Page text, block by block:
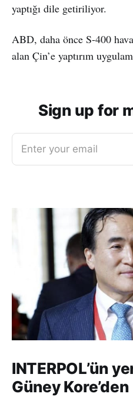
yaptığı dile getiriliyor.
ABD, daha önce S-400
alan Çin’e yaptırım
Sign up for
Enter your email
INTERPOL’ün
Güney Kore’den